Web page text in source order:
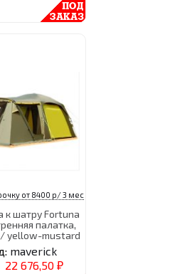
от 8400 р/ 3 мес
к шатру Fortuna
палатка,
/ yellow-mustard
maverick
22 676,50 ₽